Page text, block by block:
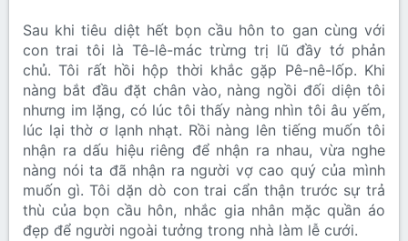
Sau khi tiêu diệt hết bọn cầu hôn to gan cùng với
con trai tôi là Tê-lê-mác trừng trị lũ đầy tớ phản
chủ. Tôi rất hồi hộp thời khắc gặp Pê-nê-lốp. Khi
nàng bắt đầu đặt chân vào, nàng ngồi đối diện tôi
nhưng im lặng, có lúc tôi thấy nàng nhìn tôi âu yếm,
lúc lại thờ ơ lạnh nhạt. Rồi nàng lên tiếng muốn tôi
nhận ra dấu hiệu riêng để nhận ra nhau, vừa nghe
nàng nói ta đã nhận ra người vợ cao quý của mình
muốn gì. Tôi dặn dò con trai cẩn thận trước sự trả
thù của bọn cầu hôn, nhắc gia nhân mặc quần áo
đẹp để người ngoài tưởng trong nhà làm lễ cưới.